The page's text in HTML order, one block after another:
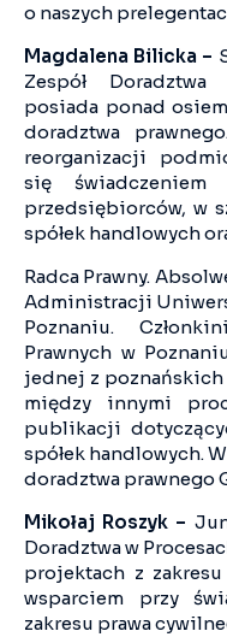
o naszych
Magdalena Bilicka –
Zespół
posiada ponad
doradztwa
reorganizacji
się
przedsiębiorców, w
spółek handlowych
Radca Prawny.
Administracji
Poznaniu.
Prawnych w
jednej z
między innymi
publikacji
spółek handlowych.
doradztwa prawnego
Mikołaj Roszyk –
Doradztwa w
projektach z zakresu
wsparciem przy
zakresu prawa